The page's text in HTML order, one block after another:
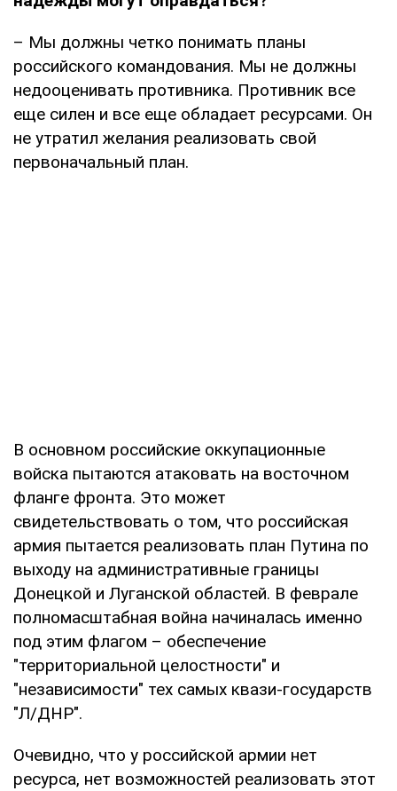
– Мы должны четко понимать планы
российского командования. Мы не должны
недооценивать противника. Противник все
еще силен и все еще обладает ресурсами. Он
не утратил желания реализовать свой
первоначальный план.
В основном российские оккупационные
войска пытаются атаковать на восточном
фланге фронта. Это может
свидетельствовать о том, что российская
армия пытается реализовать план Путина по
выходу на административные границы
Донецкой и Луганской областей. В феврале
полномасштабная война начиналась именно
под этим флагом – обеспечение
"территориальной целостности" и
"независимости" тех самых квази-государств
"Л/ДНР".
Очевидно, что у российской армии нет
ресурса, нет возможностей реализовать этот